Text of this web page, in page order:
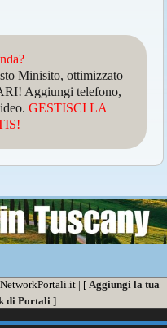
Minisito, ottimizzato
Aggiungi telefono,
GESTISCI LA
| [ Aggiungi la tua
di Portali ]